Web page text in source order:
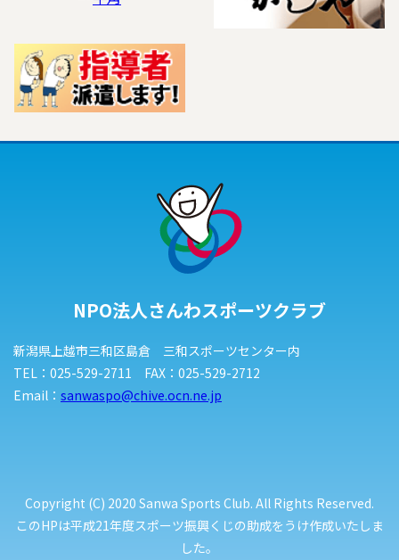
NPO法人さんわスポーツクラブ
新潟県上越市三和区島倉 三和スポーツセンター内
TEL：025-529-2711 FAX：025-529-2712
Email： sanwaspo@chive.ocn.ne.jp
Copyright (C) 2020 Sanwa Sports Club. All Rights Reserved.
このHPは平成21年度スポーツ振興くじの助成をうけ作成いたしま
した。